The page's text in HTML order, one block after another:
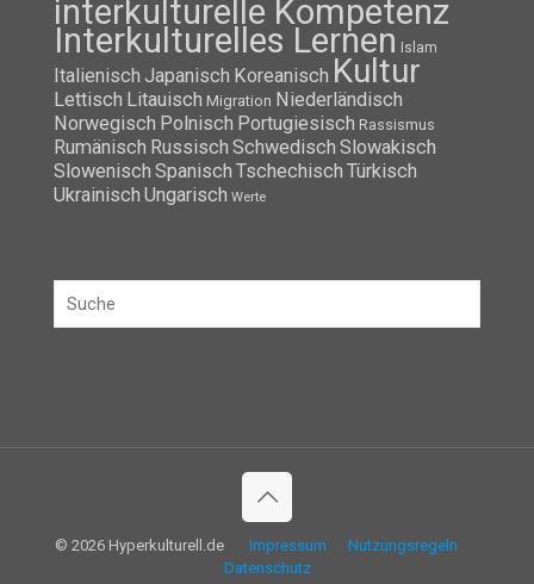
interkulturelle Kompetenz
Interkulturelles Lernen Islam
Italienisch Japanisch Koreanisch Kultur
Lettisch Litauisch Migration Niederländisch
Norwegisch Polnisch Portugiesisch Rassismus
Rumänisch Russisch Schwedisch Slowakisch
Slowenisch Spanisch Tschechisch Türkisch
Ukrainisch Ungarisch Werte
© 2026 Hyperkulturell.de Impressum
Nutzungsregeln
Datenschutz